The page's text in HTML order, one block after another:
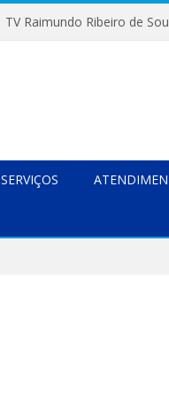
TV Raimundo Ribeiro de
SERVIÇOS